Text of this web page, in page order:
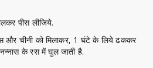
पीस लीजिये.
और चीनी को मिलाकर, 1 घंटे के लिये ढककर
के रस में घुल जाती है.